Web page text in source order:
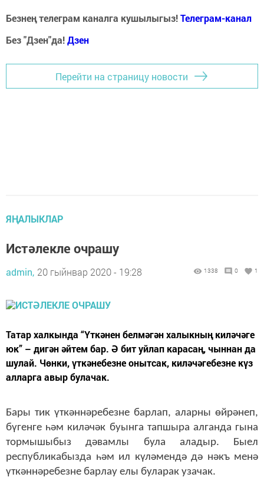
Безнең телеграм каналга кушылыгыз!Телеграм-канал
Без "Дзен"да!Дзен
Перейти на страницу новости
ЯҢАЛЫКЛАР
Истәлекле очрашу
admin, 20 гыйнвар 2020 - 19:28 1338 0 1
Татар халкында “Үткәнен белмәгән халыкның киләчәге
юк” – дигән әйтем бар. Ә бит уйлап карасаң, чыннан да
шулай. Чөнки, үткәнебезне онытсак, киләчәгебезне күз
алларга авыр булачак.
Бары тик үткәннәребезне барлап, аларны өйрәнеп,
бүгенге һәм киләчәк буынга тапшыра алганда гына
тормышыбыз дәвамлы була аладыр. Быел
республикабызда һәм ил күләмендә дә нәкъ менә
үткәннәребезне барлау елы буларак узачак.